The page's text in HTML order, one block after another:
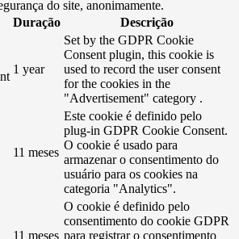
do site, anonimamente.
Duração Descrição
1 year
Set by the GDPR Cookie
Consent plugin, this cookie is
used to record the user consent
for the cookies in the
"Advertisement" category .
11 meses
Este cookie é definido pelo
plug-in GDPR Cookie Consent.
O cookie é usado para
armazenar o consentimento do
usuário para os cookies na
categoria "Analytics".
11 meses
O cookie é definido pelo
consentimento do cookie GDPR
para registrar o consentimento